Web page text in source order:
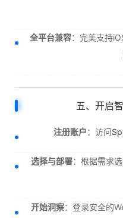
全平台兼容：完美支持
五、开启
注册账户：访问
选择与部署：根据需求
开始洞察：登录安全的